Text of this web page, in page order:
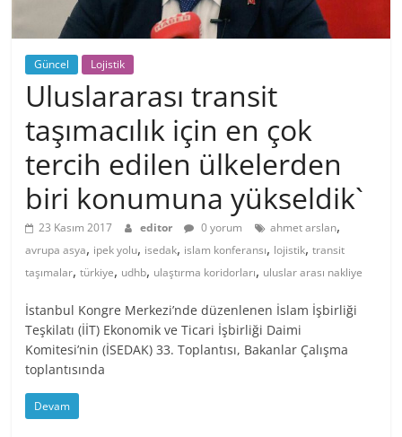
Güncel Lojistik
Uluslararası transit
taşımacılık için en çok
tercih edilen ülkelerden
biri konumuna yükseldik`
23 Kasım 2017 editor 0 yorum ahmet arslan,
avrupa asya, ipek yolu, isedak, islam konferansı, lojistik,transit
taşımalar,türkiye, udhb, ulaştırma koridorları, uluslar arası nakliye
İstanbul Kongre Merkezi’nde düzenlenen İslam İşbirliği
Teşkilatı (İİT) Ekonomik ve Ticari İşbirliği Daimi
Komitesi’nin (İSEDAK) 33. Toplantısı, Bakanlar Çalışma
toplantısında
Devam